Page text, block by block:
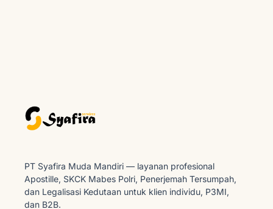
PT Syafira Muda Mandiri — layanan profesional
Apostille, SKCK Mabes Polri, Penerjemah Tersumpah,
dan Legalisasi Kedutaan untuk klien individu, P3MI,
dan B2B.